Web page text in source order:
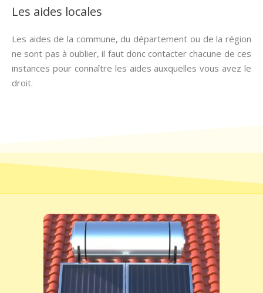
Les aides locales
Les aides de la commune, du département ou de la région
ne sont pas à oublier, il faut donc contacter chacune de ces
instances pour connaître les aides auxquelles vous avez le
droit.